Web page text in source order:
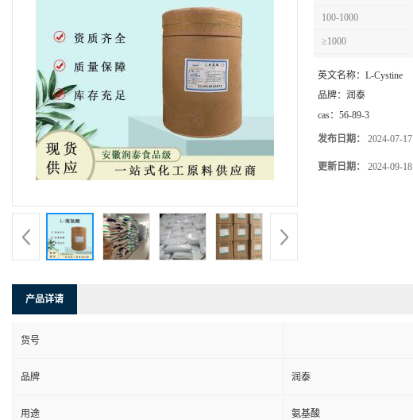
100-1000
≥1000
英文名称： L-Cystine
品牌： 润泰
cas： 56-89-3
发布日期： 2024-07-17
更新日期： 2024-09-18
产品详请
货号
品牌 润泰
用途 氨基酸